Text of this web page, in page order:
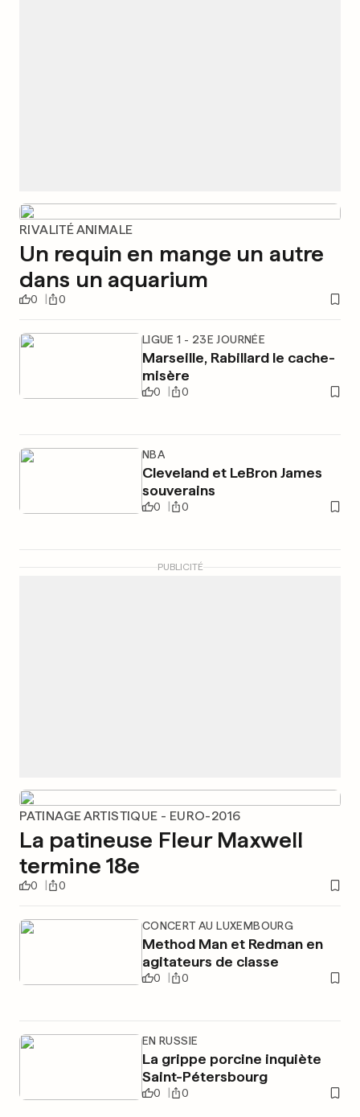
RIVALITÉ ANIMALE
Un requin en mange un autre
dans un aquarium
0 0
LIGUE 1 - 23E JOURNÉE
Marseille, Rabillard le cache-
misère
0 0
NBA
Cleveland et LeBron James
souverains
0 0
PUBLICITÉ
PATINAGE ARTISTIQUE - EURO-2016
La patineuse Fleur Maxwell
termine 18e
0 0
CONCERT AU LUXEMBOURG
Method Man et Redman en
agitateurs de classe
0 0
EN RUSSIE
La grippe porcine inquiète
Saint-Pétersbourg
0 0